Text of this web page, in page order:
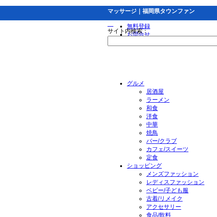
マッサージ｜福岡県タウンファン
無料登録
お問合せ
サイト内検索：
グルメ
居酒屋
ラーメン
和食
洋食
中華
焼鳥
バー/クラブ
カフェ/スイーツ
定食
ショッピング
メンズファッション
レディスファッション
ベビー/子ども服
古着/リメイク
アクセサリー
食品/飲料